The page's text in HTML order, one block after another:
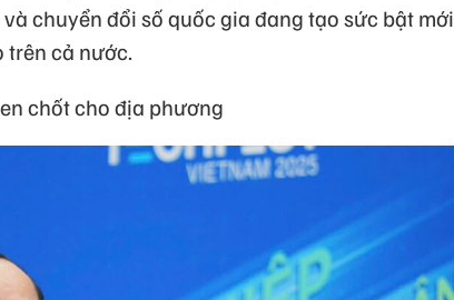
chuyển đổi số quốc gia đang tạo sức bật mới
trên cả nước.
chốt cho địa phương